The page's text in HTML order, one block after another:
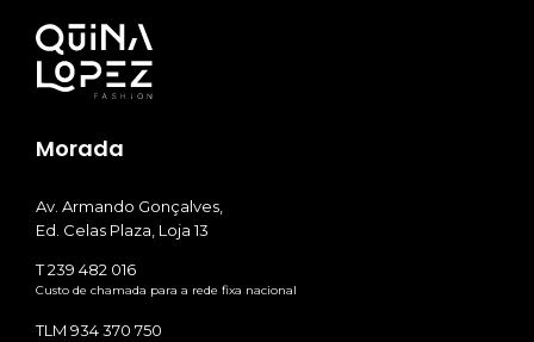
Morada
Av. Armando Gonçalves,
Ed. Celas Plaza, Loja 13
T 239 482 016
Custo de chamada para a rede fixa nacional
TLM 934 370 750